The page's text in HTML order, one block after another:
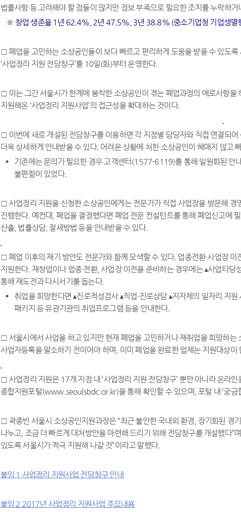
법률사항 등 고려해야 할 점들이 많지만 정보 부족으로 필요한 조치를 누락하
※ 창업 생존율 1년 62.4%, 2년 47.5%, 3년 38.8% (중소기업청 기업생멸
□ 폐업을 고민하는 소상공인들이 보다 빠르고 편리하게 도움을 받을 수 있도
‘사업정리 지원 전담창구’를 10일(화)부터 운영한다.
□ 이는 그간 서울시가 한계에 봉착한 소상공인이 겪는 폐업과정의 애로사항
지원해온 ‘사업정리 지원사업’의 접근성을 확대하는 것이다.
□ 이번에 새로 개설된 전담창구를 이용하면 각 지점별 담당자와 직접 연결되
더욱 상세하게 안내받을 수 있다. 어려운 상황에 처한 소상공인이 헤매지 않고
기존에는 문의가 필요한 경우 고객센터(1577-6119)를 통해 일원화된 안
불편함이 있었다.
□ 사업정리 지원을 신청한 소상공인에게는 전문가가 직접 사업장을 방문해
진행한다. 예컨대, 폐업을 결정했다면 폐업 전문 컨설턴트를 통해 폐업신고에
산출, 법률상담, 절세방법 등을 안내받을 수 있다.
□ 폐업 이후의 재기 방안도 전문가와 함께 모색할 수 있다. 업종전환·사업장
지원한다. 재창업이나 업종 전환, 사업장 이전을 준비하는 경우에는 ▴사업타
통해 재도전과 다시서기를 돕는다.
취업을 희망한다면 ▴진로적성검사 ▴직업·진로상담 ▴지자체의 일자리 지
패키지 등 유관기관의 취업프로그램 등을 안내한다.
□ 서울시에서 사업을 하고 있지만 현재 폐업을 고민하거나 재취업을 희망하
사업자등록을 말소하기 전이어야 하며, 이미 폐업을 완료한 업체는 지원대상이
□ 사업정리 지원은 17개 지점 내 ‘사업정리 지원 전담창구’ 뿐만 아니라 온라
종합지원포털(www.seoulsbdc.or.kr)을 통해 확인할 수 있으며, 포털 내 ‘궁금
□ 곽종빈 서울시 소상공인지원과장은 “최근 불안한 국내외 환경, 장기화된 경
나누고, 조금 더 빠르게 대처방안을 마련해 드리기 위해 전담창구를 개설했다”
있도록 서울시가 적극 지원해 나갈 것”이라고 말했다.
붙임 1 사업정리 지원사업 전담창구 안내
붙임 2 2017년 사업정리 지원사업 주요내용